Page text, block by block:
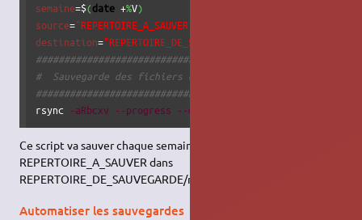
semaine=$(date +%V)
source="REPERTOIRE_A_SAUVER"
destination="REPERTOIRE_DE_SAUVEGARDE"
###################################
#  Sauvegarde des fichiers de REPERTOIRE_A_SAUVER
###################################
rsync -aRbcxv --progress --delete
Ce script va sauver chaque semaine votre
REPERTOIRE_A_SAUVER dans
REPERTOIRE_DE_SAUVEGARDE/
Automatiser les sauvegardes